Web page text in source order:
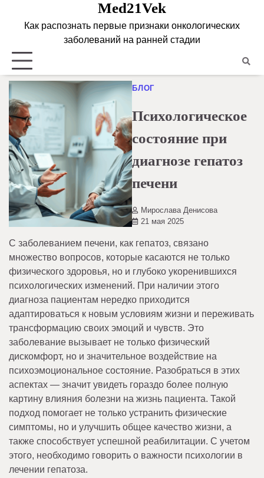
Med21Vek
Как распознать первые признаки онкологических
заболеваний на ранней стадии
БЛОГ
Психологическое
состояние при
диагнозе гепатоз
печени
Мирослава Денисова
21 мая 2025
С заболеванием печени, как гепатоз, связано
множество вопросов, которые касаются не только
физического здоровья, но и глубоко укоренившихся
психологических изменений. При наличии этого
диагноза пациентам нередко приходится
адаптироваться к новым условиям жизни и переживать
трансформацию своих эмоций и чувств. Это
заболевание вызывает не только физический
дискомфорт, но и значительное воздействие на
психоэмоциональное состояние. Разобраться в этих
аспектах — значит увидеть гораздо более полную
картину влияния болезни на жизнь пациента. Такой
подход помогает не только устранить физические
симптомы, но и улучшить общее качество жизни, а
также способствует успешной реабилитации. С учетом
этого, необходимо говорить о важности психологии в
лечении гепатоза.